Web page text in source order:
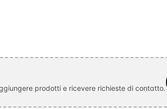
prodotti e ricevere richieste di contatto.